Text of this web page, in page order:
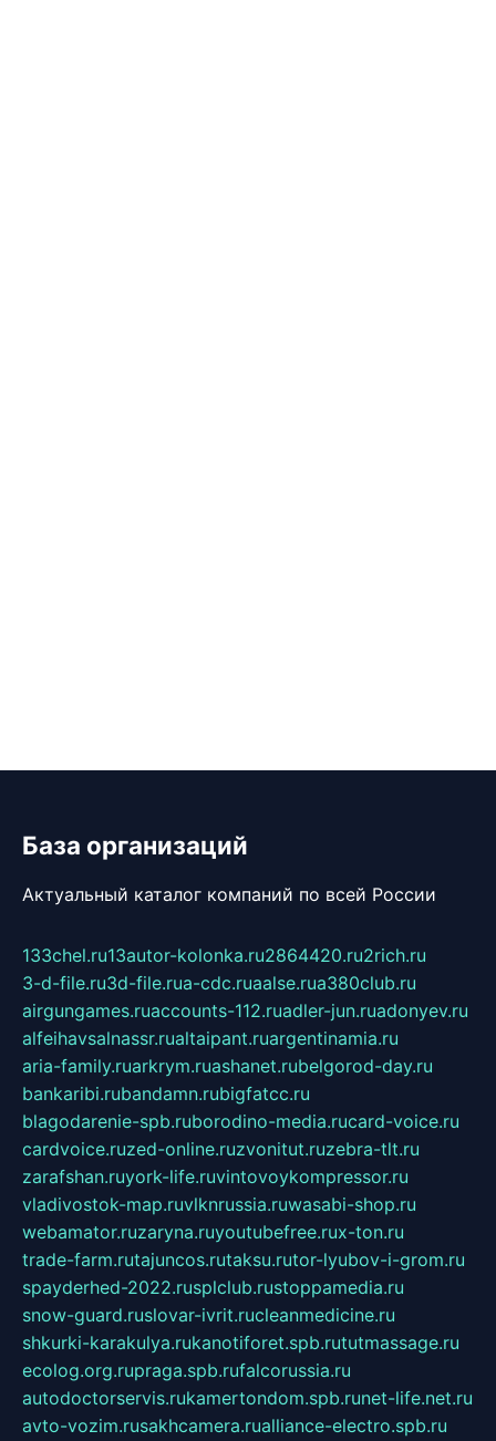
База организаций
Актуальный каталог компаний по всей России
133chel.ru13autor-kolonka.ru2864420.ru2rich.ru
3-d-file.ru3d-file.rua-cdc.ruaalse.rua380club.ru
airgungames.ruaccounts-112.ruadler-jun.ruadonyev.ru
alfeihavsalnassr.rualtaipant.ruargentinamia.ru
aria-family.ruarkrym.ruashanet.rubelgorod-day.ru
bankaribi.rubandamn.rubigfatcc.ru
blagodarenie-spb.ruborodino-media.rucard-voice.ru
cardvoice.ruzed-online.ruzvonitut.ruzebra-tlt.ru
zarafshan.ruyork-life.ruvintovoykompressor.ru
vladivostok-map.ruvlknrussia.ruwasabi-shop.ru
webamator.ruzaryna.ruyoutubefree.rux-ton.ru
trade-farm.rutajuncos.rutaksu.rutor-lyubov-i-grom.ru
spayderhed-2022.rusplclub.rustoppamedia.ru
snow-guard.ruslovar-ivrit.rucleanmedicine.ru
shkurki-karakulya.rukanotiforet.spb.rututmassage.ru
ecolog.org.rupraga.spb.rufalcorussia.ru
autodoctorservis.rukamertondom.spb.runet-life.net.ru
avto-vozim.rusakhcamera.rualliance-electro.spb.ru